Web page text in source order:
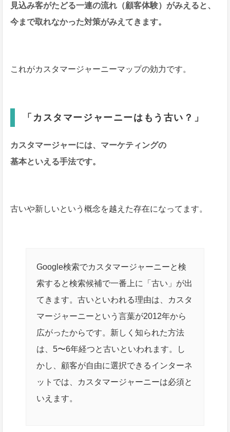
見込み客がたどる一連の流れ（顧客体験）がみえると、
今まで取れなかった対策がみえてきます。
これがカスタマージャーニーマップの効力です。
「カスタマージャーニーはもう古い？」
カスタマージャーには、マーケティングの
基本といえる手法です。
古いや新しいという概念を越えた存在になってます。
Google検索でカスタマージャーニーと検
索すると検索候補で一番上に「古い」が出
てきます。古いといわれる理由は、カスタ
マージャーニーという言葉が2012年から
広がったからです。新しく知られた方法
は、5〜6年経つと古いといわれます。し
かし、顧客が自由に選択できるインターネ
ットでは、カスタマージャーニーは必須と
いえます。